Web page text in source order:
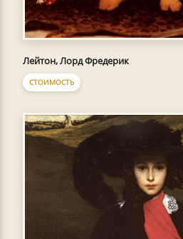
Лейтон, Лорд Фредерик
СТОИМОСТЬ